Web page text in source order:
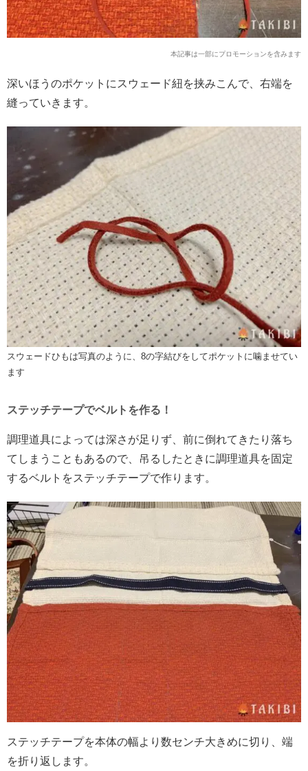
本記事は一部にプロモーションを含みます
深いほうのポケットにスウェード紐を挟みこんで、右端を
縫っていきます。
スウェードひもは写真のように、8の字結びをしてポケットに噛ませてい
ます
ステッチテープでベルトを作る！
調理道具によっては深さが足りず、前に倒れてきたり落ち
てしまうこともあるので、吊るしたときに調理道具を固定
するベルトをステッチテープで作ります。
ステッチテープを本体の幅より数センチ大きめに切り、端
を折り返します。